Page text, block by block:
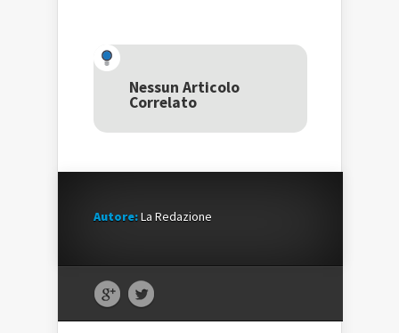
una
nuova
finestra)
nuova
finestra)
una
nuova
Nessun Articolo
Correlato
Autore:La Redazione